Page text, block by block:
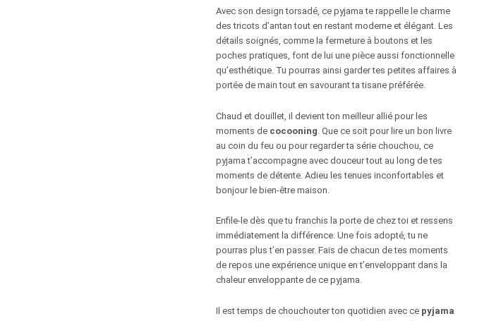
Avec son design torsadé, ce pyjama te rappelle le charme
des tricots d’antan tout en restant moderne et élégant. Les
détails soignés, comme la fermeture à boutons et les
poches pratiques, font de lui une pièce aussi fonctionnelle
qu’esthétique. Tu pourras ainsi garder tes petites affaires à
portée de main tout en savourant ta tisane préférée.
Chaud et douillet, il devient ton meilleur allié pour les
moments de cocooning . Que ce soit pour lire un bon livre
au coin du feu ou pour regarder ta série chouchou, ce
pyjama t’accompagne avec douceur tout au long de tes
moments de détente. Adieu les tenues inconfortables et
bonjour le bien-être maison.
Enfile-le dès que tu franchis la porte de chez toi et ressens
immédiatement la différence. Une fois adopté, tu ne
pourras plus t’en passer. Fais de chacun de tes moments
de repos une expérience unique en t’enveloppant dans la
chaleur enveloppante de ce pyjama.
Il est temps de chouchouter ton quotidien avec ce pyjama